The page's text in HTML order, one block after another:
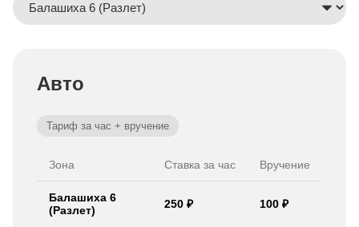
Авто
Тариф за час + вручение
Зона Ставка за час Вручение
Балашиха 6
(Разлет)
250 ₽ 100 ₽